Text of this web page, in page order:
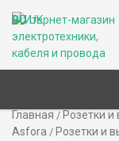
Главная / Розетки
Asfora / Розетки и
RUUK